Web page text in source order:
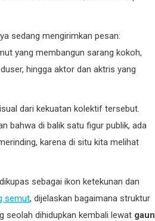
sedang mengirimkan pesan:
yang membangun sarang kokoh,
hingga aktor dan aktris yang
dari kekuatan kolektif tersebut.
bahwa di balik satu figur publik, ada
karena di situ kita melihat
sebagai ikon ketekunan dan
semut, dijelaskan bagaimana struktur
seolah dihidupkan kembali lewat gaun